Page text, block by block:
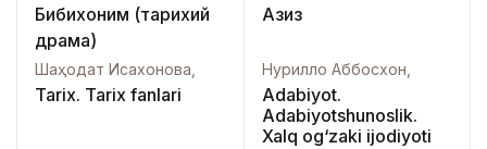
Бибихоним (тарихий
драма)
Шаҳодат Исахонова,
Tarix. Tarix fanlari
Азиз
Нурилло Аббосхон,
Adabiyot.
Adabiyotshunoslik.
Xalq og‘zaki ijodiyoti